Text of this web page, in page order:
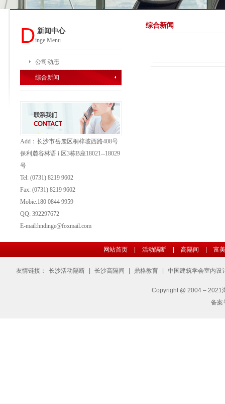
D 新闻中心
inge Menu
公司动态
综合新闻
Add：长沙市岳麓区桐梓坡西路408号
保利麓谷林语 i 区3栋B座18021--18029
号
Tel: (0731) 8219 9602
Fax: (0731) 8219 9602
Mobie:180 0844 9959
QQ: 392297672
E-mail:hndinge@foxmail.com
综合新闻
网站首页 活动隔断 高隔间 富
友情链接： 长沙活动隔断 长沙高隔间 鼎格教育 中国建筑学会室内设
Copyright @ 2004 – 2021
备案